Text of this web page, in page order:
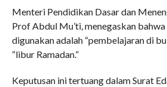
Menteri Pendidikan Dasar dan
Prof Abdul Mu’ti, menegaskan
digunakan adalah “pembelajaran di
“libur Ramadan.”
Keputusan ini tertuang dalam Surat